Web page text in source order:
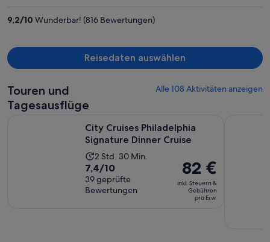
9,2/10 Wunderbar! (816 Bewertungen)
Reisedaten auswählen
Touren und
Tagesausflüge
Alle 108 Aktivitäten anzeigen
City Cruises Philadelphia
Signature Dinner Cruise
Die
Aktivität
dauert
2
2 Std. 30 Min.
7.4
von
10,
7,4/10
39 geprüfte
Bewertungen
Der
Preis
beträgt
82 €
82 €
inkl. Steuern &
Gebühren
pro Erw.